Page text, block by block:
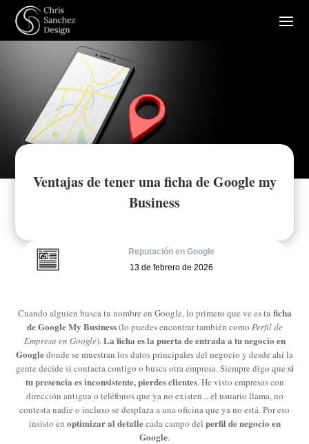
Ventajas de tener una ficha de Google my
Business
Reputación en Google
13 de febrero de 2026
Cuando alguien busca tu nombre en Google, lo primero que ve es tu ficha
de Google My Business(lo puedes encontrar también como Perfil de
Empresa en Google). La ficha es la puerta de entrada a tu negocio en
Googledonde se muestran los datos principales del negocio y desde ahí la
gente decide si contacta contigo o busca otra empresa. Siempre digo que si
tu presencia es inconsistente, pierdes clientes. He visto empresas con
dirección antigua o teléfonos que ya no existen... el usuario llama, no
contesta nadie o incluso se desplaza a una oficina que ya no está. Por eso
insisto en optimizar al detallecada campo del perfil de negocio en
Google.